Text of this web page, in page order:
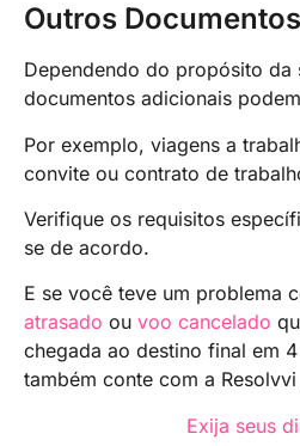
Outros
Dependendo do propósito da
documentos adicionais
Por exemplo, viagens a
convite ou contrato de
Verifique os requisitos
se de acordo.
E se você teve um problema
atrasado ou voo cancelado
chegada ao destino final em
também conte com a
Exija seus